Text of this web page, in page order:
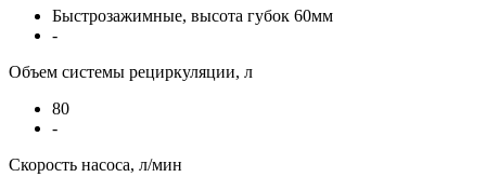
Быстрозажимные, высота губок 60мм
-
Объем системы рециркуляции, л
80
-
Скорость насоса, л/мин